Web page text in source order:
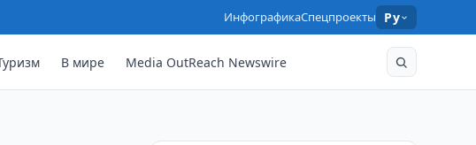
ИнфографикаСпецпроекты Ру
В мире Media OutReach Newswire